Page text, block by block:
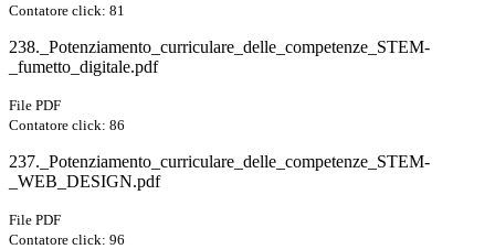
Contatore click: 81
238._Potenziamento_curriculare_delle_competenze_STEM-
_fumetto_digitale.pdf
File PDF
Contatore click: 86
237._Potenziamento_curriculare_delle_competenze_STEM-
_WEB_DESIGN.pdf
File PDF
Contatore click: 96